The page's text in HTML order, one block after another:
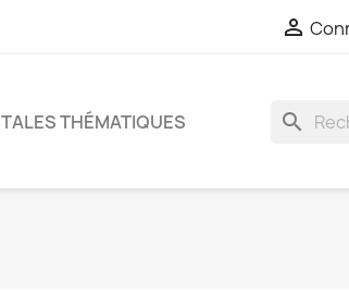

THÉMATIQUES search